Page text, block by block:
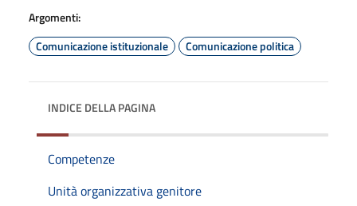
Argomenti:
Comunicazione istituzionale
Comunicazione politica
INDICE DELLA PAGINA
Competenze
Unità organizzativa genitore